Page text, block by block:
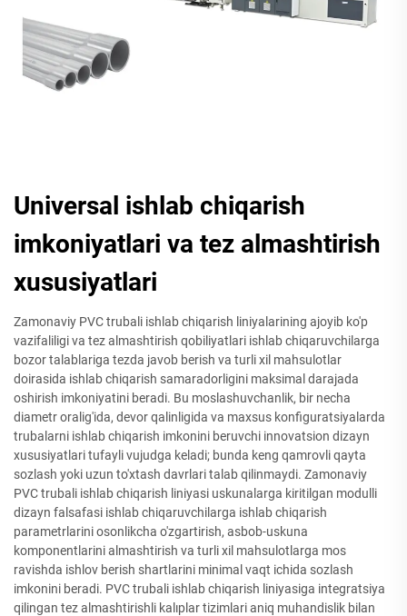
Universal ishlab chiqarish
imkoniyatlari va tez almashtirish
xususiyatlari
Zamonaviy PVC trubali ishlab chiqarish liniyalarining ajoyib ko'p
vazifaliligi va tez almashtirish qobiliyatlari ishlab chiqaruvchilarga
bozor talablariga tezda javob berish va turli xil mahsulotlar
doirasida ishlab chiqarish samaradorligini maksimal darajada
oshirish imkoniyatini beradi. Bu moslashuvchanlik, bir necha
diametr oralig'ida, devor qalinligida va maxsus konfiguratsiyalarda
trubalarni ishlab chiqarish imkonini beruvchi innovatsion dizayn
xususiyatlari tufayli vujudga keladi; bunda keng qamrovli qayta
sozlash yoki uzun to'xtash davrlari talab qilinmaydi. Zamonaviy
PVC trubali ishlab chiqarish liniyasi uskunalarga kiritilgan modulli
dizayn falsafasi ishlab chiqaruvchilarga ishlab chiqarish
parametrlarini osonlikcha o'zgartirish, asbob-uskuna
komponentlarini almashtirish va turli xil mahsulotlarga mos
ravishda ishlov berish shartlarini minimal vaqt ichida sozlash
imkonini beradi. PVC trubali ishlab chiqarish liniyasiga integratsiya
qilingan tez almashtirishli kalıplar tizimlari aniq muhandislik bilan